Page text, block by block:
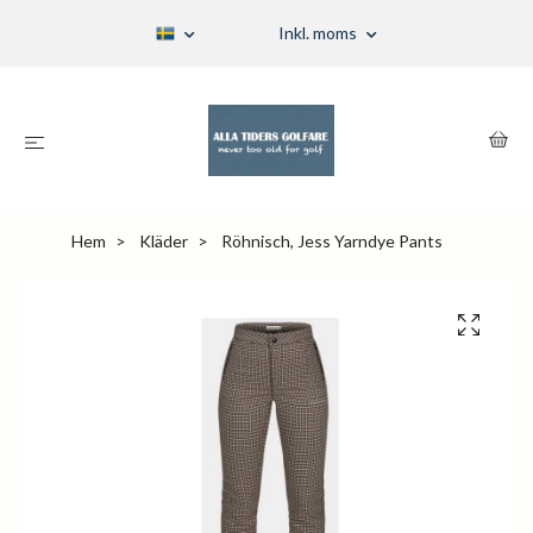
Inkl. moms
Hem Kläder Röhnisch, Jess Yarndye Pants